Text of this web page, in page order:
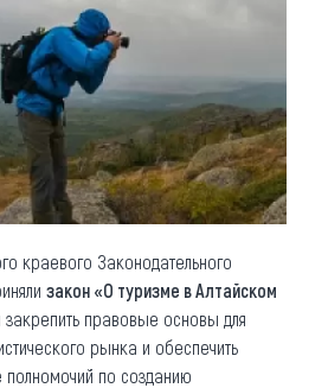
краевого Законодательного
закон «О туризме в Алтайском
закрепить правовые основы для
рынка и обеспечить
полномочий по созданию